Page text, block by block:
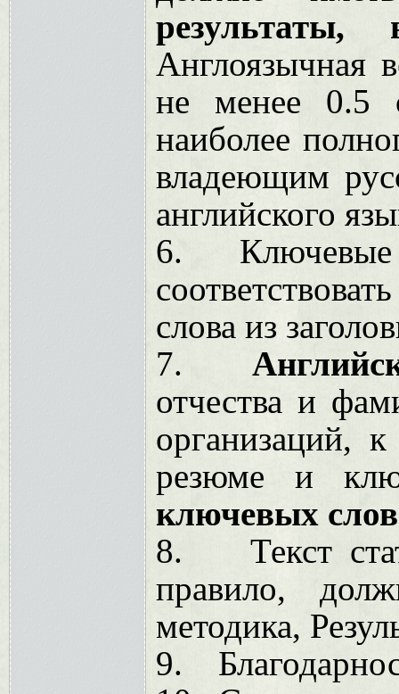
результаты,
Англоязычная
не менее 0.5
наиболее
владеющим
английского
6.
Ключевые
слова из
7.
отчества и
организаций,
резюме и
ключевых
8.Текст
правило,
методика,
9.